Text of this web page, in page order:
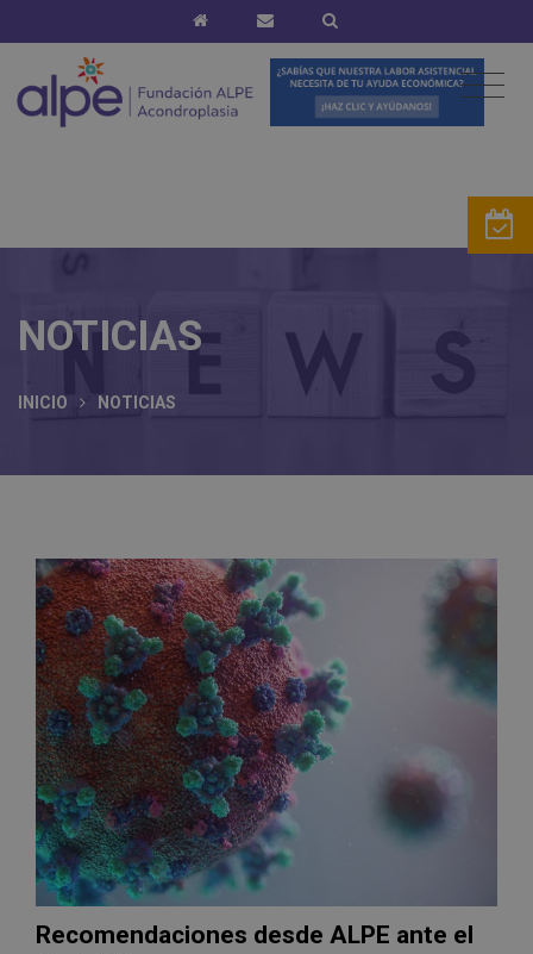
NOTICIAS
INICIO NOTICIAS
Recomendaciones desde ALPE ante el